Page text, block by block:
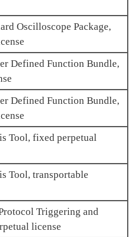
Oscilloscope Package,
Defined Function Bundle,
Defined Function Bundle,
Tool, fixed perpetual
Tool, transportable
Triggering and
license